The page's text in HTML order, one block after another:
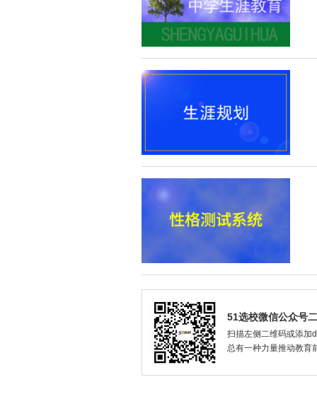
51选校微信公众号
扫描左侧二维码或添加
总有一种力量推动教育